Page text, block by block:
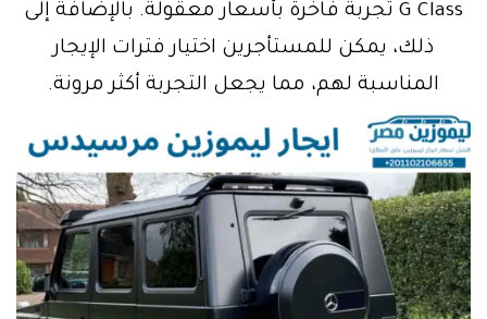
G Class تجربة فاخرة بأسعار معقولة. بالإضافة إلى
ذلك، يمكن للمستأجرين اختيار فترات الإيجار
المناسبة لهم، مما يجعل التجربة أكثر مرونة.